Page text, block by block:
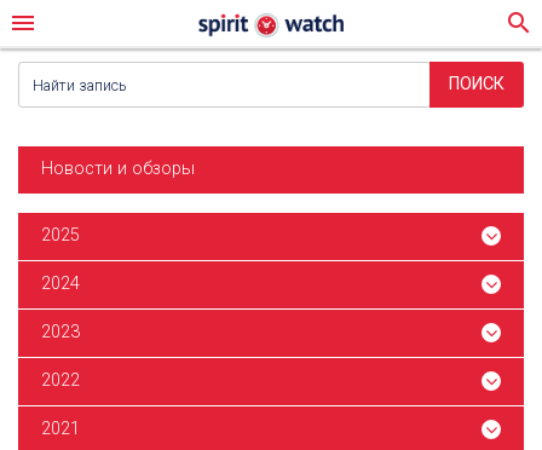
menu search
Новости и обзоры
2025
2024
2023
2022
2021